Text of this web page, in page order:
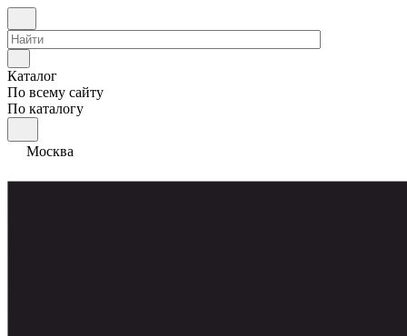
Каталог
По всему сайту
По каталогу
Москва